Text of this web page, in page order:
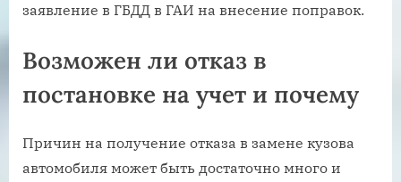
заявление в ГБДД в ГАИ на внесение поправок.
Возможен ли отказ в
постановке на учет и почему
Причин на получение отказа в замене кузова
автомобиля может быть достаточно много и